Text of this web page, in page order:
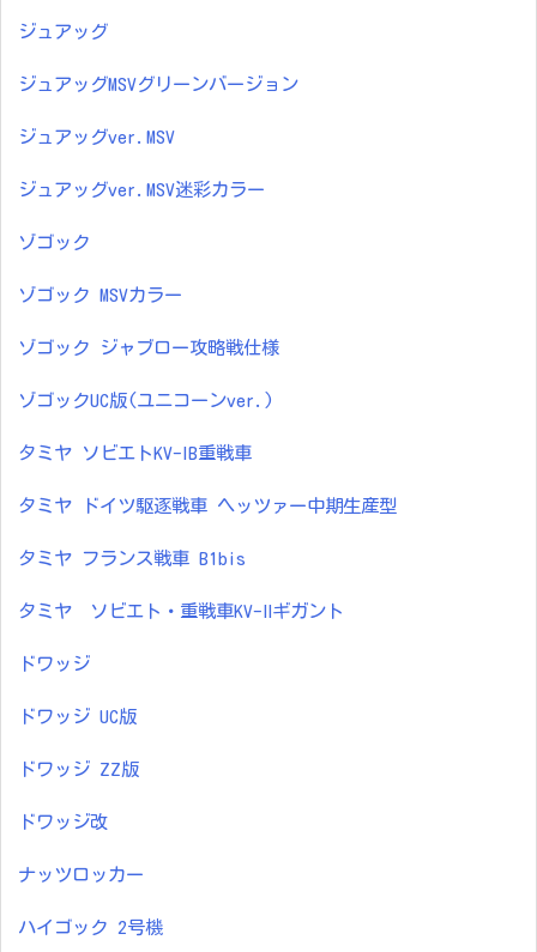
ジュアッグ
ジュアッグMSVグリーンバージョン
ジュアッグver.MSV
ジュアッグver.MSV迷彩カラー
ゾゴック
ゾゴック MSVカラー
ゾゴック ジャブロー攻略戦仕様
ゾゴックUC版(ユニコーンver.)
タミヤ ソビエトKV-ⅠB重戦車
タミヤ ドイツ駆逐戦車 ヘッツァー中期生産型
タミヤ フランス戦車 B1bis
タミヤ ソビエト・重戦車KV-Ⅱギガント
ドワッジ
ドワッジ UC版
ドワッジ ZZ版
ドワッジ改
ナッツロッカー
ハイゴック 2号機